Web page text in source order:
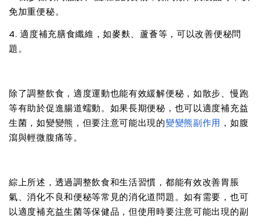
免加重便秘。
4. 適度補充膳食纖維，如麥麩、蘆薈等，可以改善便秘問
題。
除了調整飲食，適度運動也能有效緩解便秘，如散步、慢跑
等有助於促進腸道蠕動。如果長期便秘，也可以適度補充益
生菌，如變變熊，但要注意可能出現的變變熊副作用 ，如腹
瀉與輕微腹痛等。
綜上所述，透過調整飲食和生活習慣，都能有效改善胃脹
氣、消化不良和便秘等常見的消化道問題。如有需要，也可
以適度補充益生菌等保健品，但使用時要注意可能出現的副